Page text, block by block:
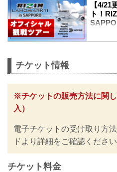
【4/21
ト！
本日よ
一般申し
★一般
格安旅
「★一
チケット情報
※チケットの販売方法に関
入）
電子チケットの受け取り方
ドより詳細をご確認ください
チケット料金